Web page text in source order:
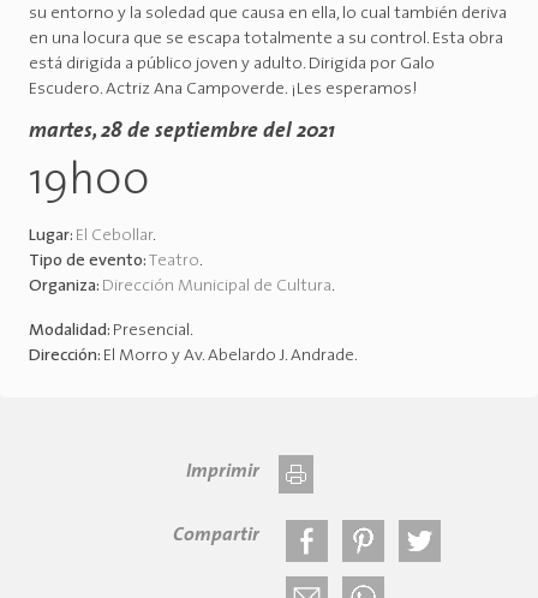
su entorno y la soledad que causa en ella, lo cual también deriva
en una locura que se escapa totalmente a su control. Esta obra
está dirigida a público joven y adulto. Dirigida por Galo
Escudero. Actriz Ana Campoverde. ¡Les esperamos!
martes, 28 de septiembre del 2021
19h00
Lugar: El Cebollar.
Tipo de evento: Teatro.
Organiza: Dirección Municipal de Cultura.
Modalidad: Presencial.
Dirección: El Morro y Av. Abelardo J. Andrade.
Imprimir
Compartir